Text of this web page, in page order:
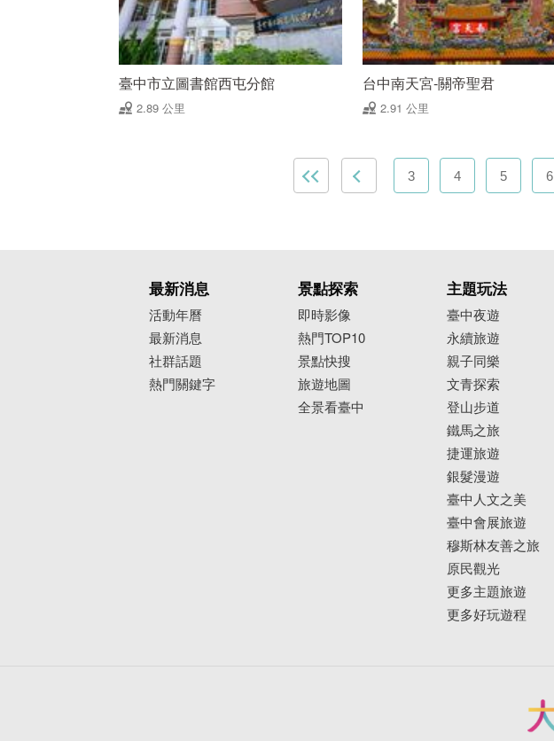
臺中市立圖書館西屯分館
2.89 公里
台中南天宮-關帝聖君
2.91 公里
3 4 5 6
最新消息
活動年曆
最新消息
社群話題
熱門關鍵字
景點探索
即時影像
熱門TOP10
景點快搜
旅遊地圖
全景看臺中
主題玩法
臺中夜遊
永續旅遊
親子同樂
文青探索
登山步道
鐵馬之旅
捷運旅遊
銀髮漫遊
臺中人文之美
臺中會展旅遊
穆斯林友善之旅
原民觀光
更多主題旅遊
更多好玩遊程